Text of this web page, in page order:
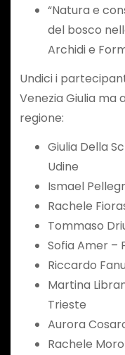
“Natura e
del bosco
Archidi e
Undici i
Venezia Giulia ma
regione:
Giulia Della
Udine
Ismael
Rachele
Tommaso
Sofia Amer –
Riccardo
Martina
Trieste
Aurora
Rachele